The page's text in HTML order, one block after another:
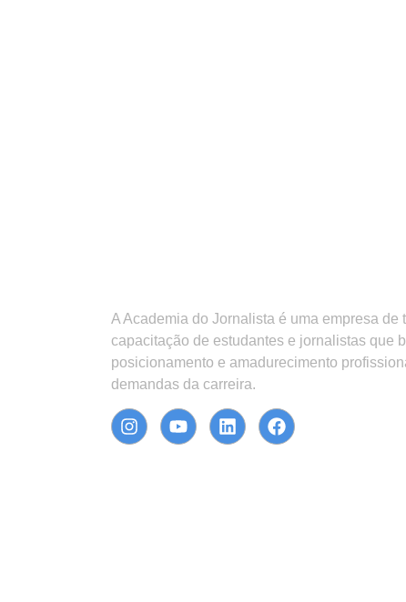
A Academia do Jornalista é uma empresa de
capacitação de estudantes e jornalistas que
posicionamento e amadurecimento
demandas da carreira.